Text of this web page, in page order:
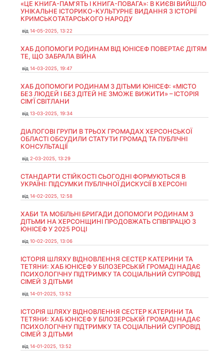
«ЦЕ КНИГА-ПАМ’ЯТЬ І КНИГА-ПОВАГА»: В КИЄВІ ВИЙШЛО
УНІКАЛЬНЕ ІСТОРИКО-КУЛЬТУРНЕ ВИДАННЯ З ІСТОРІЇ
КРИМСЬКОТАТАРСЬКОГО НАРОДУ
від 14-05-2025, 13:22
ХАБ ДОПОМОГИ РОДИНАМ ВІД ЮНІСЕФ ПОВЕРТАЄ ДІТЯМ
ТЕ, ЩО ЗАБРАЛА ВІЙНА
від 14-03-2025, 19:47
ХАБ ДОПОМОГИ РОДИНАМ З ДІТЬМИ ЮНІСЕФ: «МІСТО
БЕЗ ЛЮДЕЙ І БЕЗ ДІТЕЙ НЕ ЗМОЖЕ ВИЖИТИ» – ІСТОРІЯ
СІМʼЇ СВІТЛАНИ
від 13-03-2025, 19:34
ДІАЛОГОВІ ГРУПИ В ТРЬОХ ГРОМАДАХ ХЕРСОНСЬКОЇ
ОБЛАСТІ ОБСУДИЛИ СТАТУТИ ГРОМАД ТА ПУБЛІЧНІ
КОНСУЛЬТАЦІЇ
від 2-03-2025, 13:29
СТАНДАРТИ СТІЙКОСТІ СЬОГОДНІ ФОРМУЮТЬСЯ В
УКРАЇНІ: ПІДСУМКИ ПУБЛІЧНОЇ ДИСКУСІЇ В ХЕРСОНІ
від 14-02-2025, 12:58
ХАБИ ТА МОБІЛЬНІ БРИГАДИ ДОПОМОГИ РОДИНАМ З
ДІТЬМИ НА ХЕРСОНЩИНІ ПРОДОВЖАТЬ СПІВПРАЦЮ З
ЮНІСЕФ У 2025 РОЦІ
від 10-02-2025, 13:06
ІСТОРІЯ ШЛЯХУ ВІДНОВЛЕННЯ СЕСТЕР КАТЕРИНИ ТА
ТЕТЯНИ: ХАБ ЮНІСЕФ У БІЛОЗЕРСЬКІЙ ГРОМАДІ НАДАЄ
ПСИХОЛОГІЧНУ ПІДТРИМКУ ТА СОЦІАЛЬНИЙ СУПРОВІД
СІМЕЙ З ДІТЬМИ
від 14-01-2025, 13:52
ІСТОРІЯ ШЛЯХУ ВІДНОВЛЕННЯ СЕСТЕР КАТЕРИНИ ТА
ТЕТЯНИ: ХАБ ЮНІСЕФ У БІЛОЗЕРСЬКІЙ ГРОМАДІ НАДАЄ
ПСИХОЛОГІЧНУ ПІДТРИМКУ ТА СОЦІАЛЬНИЙ СУПРОВІД
СІМЕЙ З ДІТЬМИ
від 14-01-2025, 13:52